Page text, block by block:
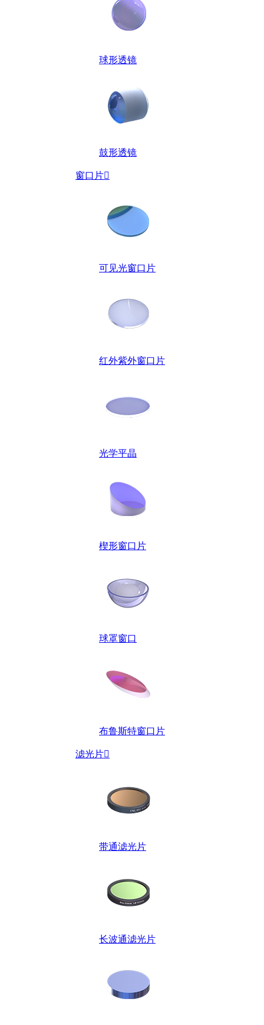
球形透镜
鼓形透镜
窗口片
可见光窗口片
红外紫外窗口片
光学平晶
楔形窗口片
球罩窗口
布鲁斯特窗口片
滤光片
带通滤光片
长波通滤光片